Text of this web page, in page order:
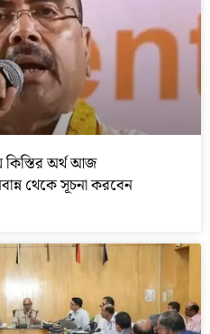
কিস্তির অর্থ আজ
থেকে সূচনা করবেন